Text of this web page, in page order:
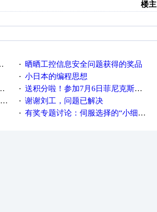
楼主
· 晒晒工控信息安全问题获得的奖品
· 小日本的编程思想
· 送积分啦！参加7月6日菲尼克斯在线研讨会即得
· 谢谢刘工，问题已解决
· 有奖专题讨论：伺服选择的“小细节大学问”奖励公告